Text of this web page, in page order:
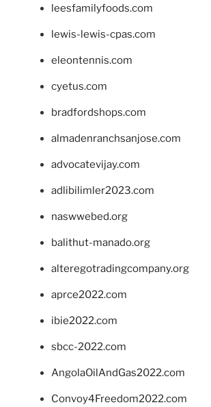
leesfamilyfoods.com
lewis-lewis-cpas.com
eleontennis.com
cyetus.com
bradfordshops.com
almadenranchsanjose.com
advocatevijay.com
adlibilimler2023.com
naswwebed.org
balithut-manado.org
alteregotradingcompany.org
aprce2022.com
ibie2022.com
sbcc-2022.com
AngolaOilAndGas2022.com
Convoy4Freedom2022.com